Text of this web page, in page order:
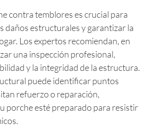
contra temblores es crucial para
daños estructurales y garantizar la
Los expertos recomiendan, en
una inspección profesional,
y la integridad de la estructura.
puede identificar puntos
refuerzo o reparación,
porche esté preparado para resistir